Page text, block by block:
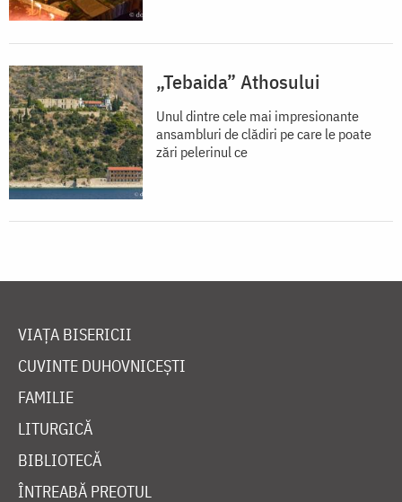
„Tebaida” Athosului
Unul dintre cele mai impresionante
ansambluri de clădiri pe care le poate
zări pelerinul ce
VIAȚA BISERICII
CUVINTE DUHOVNICEȘTI
FAMILIE
LITURGICĂ
BIBLIOTECĂ
ÎNTREABĂ PREOTUL